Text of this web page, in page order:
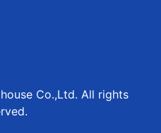
Co.,Ltd. All rights